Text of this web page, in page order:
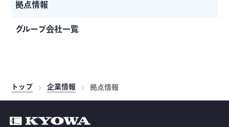
拠点情報
グループ会社一覧
トップ 企業情報 拠点情報